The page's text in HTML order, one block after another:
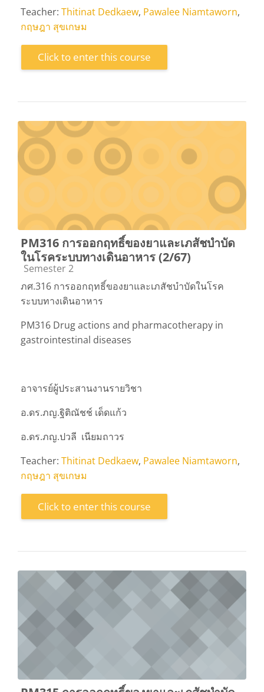
Teacher: Thitinat Dedkaew, Pawalee Niamtaworn,
กฤษฎา สุขเกษม
Click to enter this course
PM316 การออกฤทธิ์ของยาและเภสัชบำบัด
ในโรคระบบทางเดินอาหาร (2/67)
Course category
Semester 2
ภศ.316 การออกฤทธิ์ของยาและเภสัชบำบัดในโรค
ระบบทางเดินอาหาร
PM316 Drug actions and pharmacotherapy in
gastrointestinal diseases
อาจารย์ผู้ประสานงานรายวิชา
อ.ดร.ภญ.ฐิติณัชช์ เด็ดแก้ว
อ.ดร.ภญ.ปวลี เนียมถาวร
Teacher: Thitinat Dedkaew, Pawalee Niamtaworn,
กฤษฎา สุขเกษม
Click to enter this course